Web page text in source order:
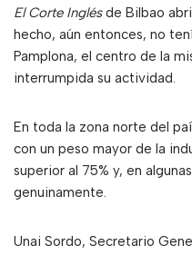
El Corte Inglésde Bilbao
hecho, aún entonces, no
Pamplona, el centro de la
interrumpida su actividad.
En toda la zona norte del
con un peso mayor de la
superior al 75% y, en
genuinamente.
Unai Sordo, Secretario